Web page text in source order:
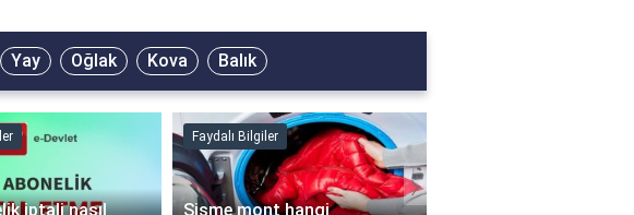
Yay Oğlak Kova Balık
iptali nasıl
Faydalı Bilgiler
Şişme mont hangi
›